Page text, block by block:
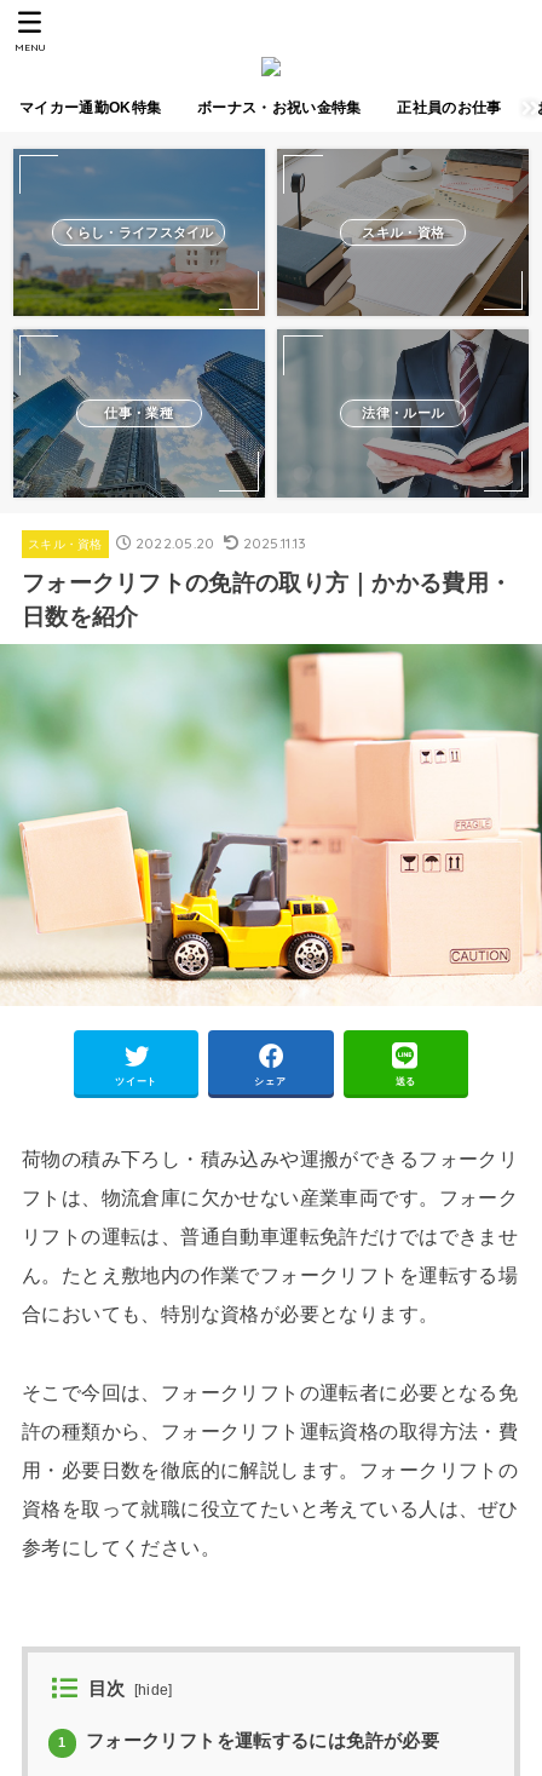
マイカー通勤OK特集 ボーナス・お祝い金特集 正社員のお仕事
MENU
くらし・ライフスタイル スキル・資格
仕事・業種 法律・ルール
スキル・資格 2022.05.20 2025.11.13
フォークリフトの免許の取り方｜かかる費用・
日数を紹介
ツイート シェア 送る
荷物の積み下ろし・積み込みや運搬ができるフォークリ
フトは、物流倉庫に欠かせない産業車両です。フォーク
リフトの運転は、普通自動車運転免許だけではできませ
ん。たとえ敷地内の作業でフォークリフトを運転する場
合においても、特別な資格が必要となります。
そこで今回は、フォークリフトの運転者に必要となる免
許の種類から、フォークリフト運転資格の取得方法・費
用・必要日数を徹底的に解説します。フォークリフトの
資格を取って就職に役立てたいと考えている人は、ぜひ
参考にしてください。
目次 [hide]
1 フォークリフトを運転するには免許が必要